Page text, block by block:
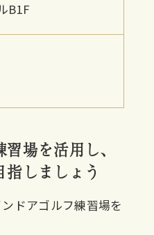
B1F
場を活用し、
しましょう
ドアゴルフ練習場を